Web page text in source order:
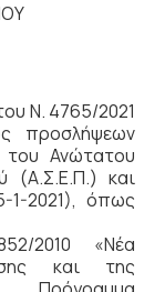
Ν. 4765/2021
προσλήψεων
του Ανώτατου
(Α.Σ.Ε.Π.) και
1-2021), όπως
2010 «Νέα
και της